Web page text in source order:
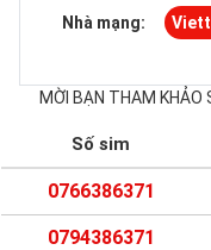
Nhà mạng:
MỜI BẠN THAM KHẢO
Số sim
0766386371
0794386371